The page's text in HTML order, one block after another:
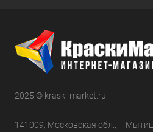
2025 © kraski-market.ru
141009, Московская обл., г.